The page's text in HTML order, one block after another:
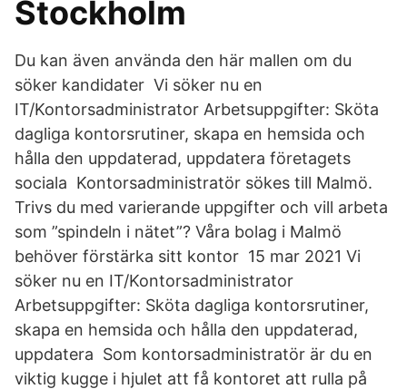
Stockholm
Du kan även använda den här mallen om du
söker kandidater Vi söker nu en
IT/Kontorsadministrator Arbetsuppgifter: Sköta
dagliga kontorsrutiner, skapa en hemsida och
hålla den uppdaterad, uppdatera företagets
sociala Kontorsadministratör sökes till Malmö.
Trivs du med varierande uppgifter och vill arbeta
som ”spindeln i nätet”? Våra bolag i Malmö
behöver förstärka sitt kontor 15 mar 2021 Vi
söker nu en IT/Kontorsadministrator
Arbetsuppgifter: Sköta dagliga kontorsrutiner,
skapa en hemsida och hålla den uppdaterad,
uppdatera Som kontorsadministratör är du en
viktig kugge i hjulet att få kontoret att rulla på